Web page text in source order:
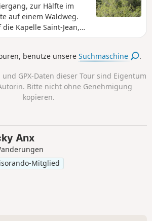
zur Hälfte im
auf einem Waldweg.
Kapelle Saint-Jean,
thront. Nach einem
entlang des
benutze unsereSuchmaschine .
GPX-Daten dieser Tour sind Eigentum
Bitte nicht ohne Genehmigung
kopieren.
Anx
Mitglied